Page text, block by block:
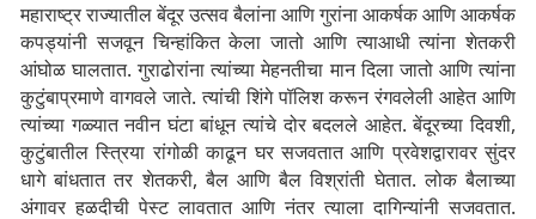
महाराष्ट्र राज्यातील बेंदूर उत्सव बैलांना आणि गुरांना आकर्षक आणि आकर्षक
कपड्यांनी सजवून चिन्हांकित केला जातो आणि त्याआधी त्यांना शेतकरी
आंघोळ घालतात.गुराढोरांना त्यांच्या मेहनतीचा मान दिला जातो आणि त्यांना
कुटुंबाप्रमाणे वागवले जाते. त्यांची शिंगे पॉलिश करून रंगवलेली आहेत आणि
त्यांच्या गळ्यात नवीन घंटा बांधून त्यांचे दोर बदलले आहेत. बेंदूरच्या दिवशी,
कुटुंबातील स्त्रिया रांगोळी काढून घर सजवतात आणि प्रवेशद्वारावर सुंदर
धागे बांधतात तर शेतकरी, बैल आणि बैल विश्रांती घेतात. लोक बैलाच्या
अंगावर हळदीची पेस्ट लावतात आणि नंतर त्याला दागिन्यांनी सजवतात.